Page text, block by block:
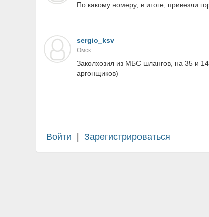
По какому номеру, в итоге, привезли
sergio_ksv
Омск
Заколхозил из МБС шлангов, на 35 и
аргонщиков)
Войти Зарегистрироваться